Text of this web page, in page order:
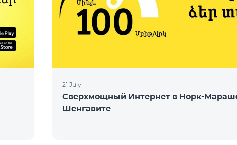
21 July
Сверхмощный Интернет в Норк-
Шенгавите